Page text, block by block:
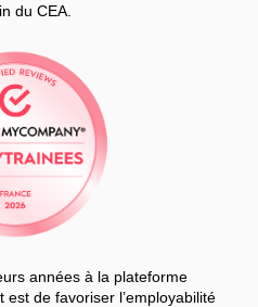
du CEA.
années à la plateforme
de favoriser l’employabilité